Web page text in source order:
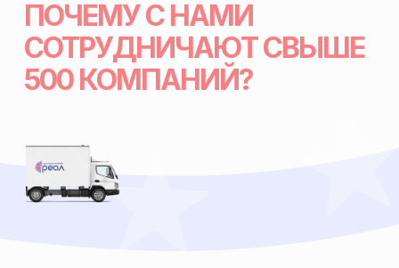
ПОЧЕМУ С НАМИ
СОТРУДНИЧАЮТ СВЫШЕ
500 КОМПАНИЙ?